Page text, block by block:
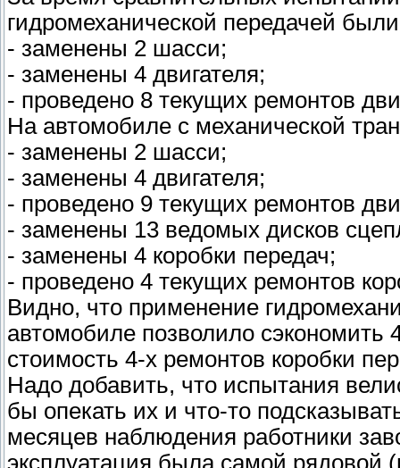
гидромеханической передачей
- заменены 2 шасси;
- заменены 4 двигателя;
- проведено 8 текущих ремонтов
На автомобиле с механической
- заменены 2 шасси;
- заменены 4 двигателя;
- проведено 9 текущих ремонтов
- заменены 13 ведомых дисков
- заменены 4 коробки передач;
- проведено 4 текущих ремонтов
Видно, что применение
автомобиле позволило сэкономить
стоимость 4-х ремонтов коробки
Надо добавить, что испытания
бы опекать их и что-то
месяцев наблюдения работники
эксплуатация была самой рядовой